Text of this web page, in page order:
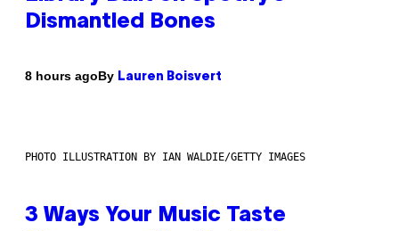
Dismantled Bones
8 hours agoBy Lauren Boisvert
PHOTO ILLUSTRATION BY IAN WALDIE/GETTY IMAGES
3 Ways Your Music Taste